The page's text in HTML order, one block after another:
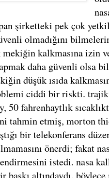
şirketteki pek çok
olmadığını
kalkmasına izin
daha güvenli olsa
düşük ısıda
ciddi bir riskti.
50 fahrenhaytlık
tahmin etmiş, morton
bir telekonferans
önerdi; fakat
istedi. nasa